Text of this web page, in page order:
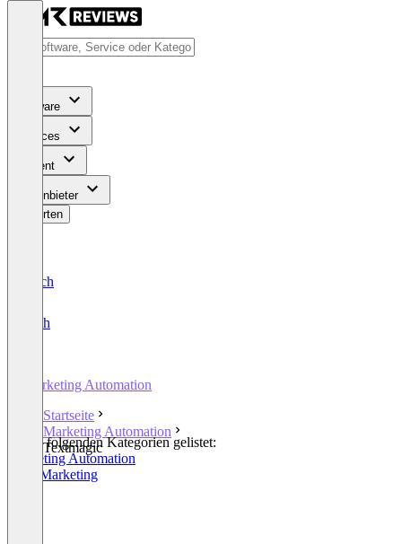
Software
Services
Content
Für Anbieter
Bewerten
Deutsch
English
Marketing Automation
Startseite
Marketing Automation
Textmagic
In den folgenden Kategorien gelistet:
Marketing Automation
SMS Marketing